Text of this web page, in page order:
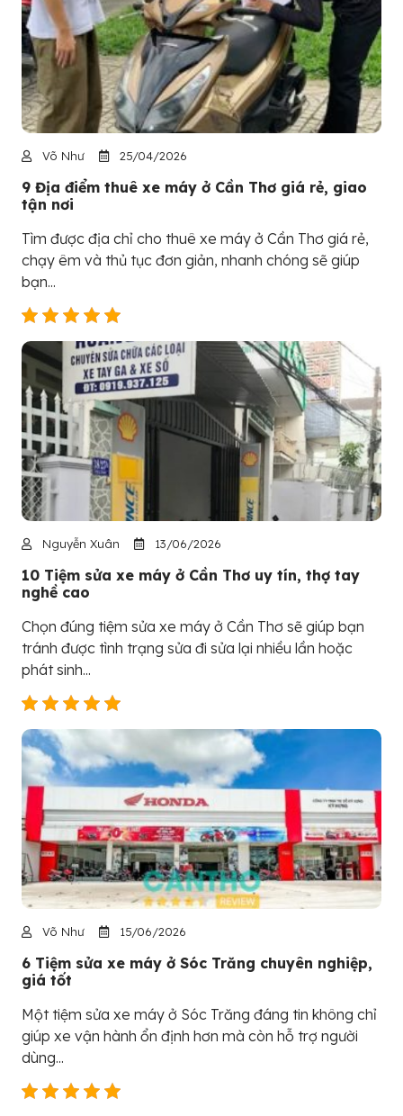
Võ Như 25/04/2026
9 Địa điểm thuê xe máy ở Cần Thơ giá rẻ, giao
tận nơi
Tìm được địa chỉ cho thuê xe máy ở Cần Thơ giá rẻ,
chạy êm và thủ tục đơn giản, nhanh chóng sẽ giúp
bạn...
Nguyễn Xuân 13/06/2026
10 Tiệm sửa xe máy ở Cần Thơ uy tín, thợ tay
nghề cao
Chọn đúng tiệm sửa xe máy ở Cần Thơ sẽ giúp bạn
tránh được tình trạng sửa đi sửa lại nhiều lần hoặc
phát sinh...
Võ Như 15/06/2026
6 Tiệm sửa xe máy ở Sóc Trăng chuyên nghiệp,
giá tốt
Một tiệm sửa xe máy ở Sóc Trăng đáng tin không chỉ
giúp xe vận hành ổn định hơn mà còn hỗ trợ người
dùng...